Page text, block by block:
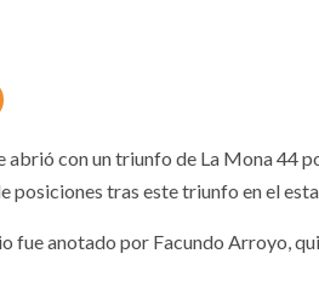
abrió con un triunfo de La Mona 44
posiciones tras este triunfo en el
fue anotado por Facundo Arroyo,